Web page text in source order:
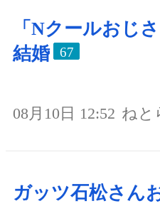
「Nクールおじ
結婚
67
08月10日 12:52 ねと
ガッツ石松さん